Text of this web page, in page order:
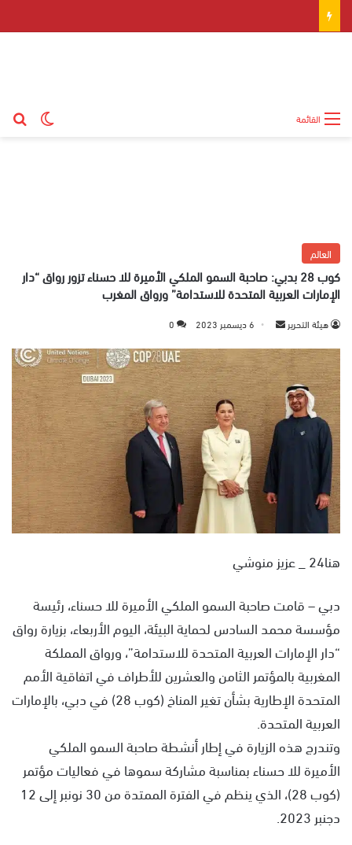
القائمة
العالم
كوب 28 بدبي: صاحبة السمو الملكي الأميرة للا حسناء تزور رواق “دار
الإمارات العربية المتحدة للاستدامة” ورواق المغرب
هيئة التحرير
س
ل
ب
ر
ي
إ
ك
ن
ي
6 ديسمبر 2023 0
هنا24 _ عزيز منوشي
دبي – قامت صاحبة السمو الملكي الأميرة للا حسناء، رئيسة
مؤسسة محمد السادس لحماية البيئة، اليوم الأربعاء، بزيارة رواق
“دار الإمارات العربية المتحدة للاستدامة”، ورواق المملكة
المغربية بالمؤتمر الثامن والعشرين للأطراف في اتفاقية الأمم
المتحدة الإطارية بشأن تغير المناخ (كوب 28) في دبي، بالإمارات
العربية المتحدة.
وتندرج هذه الزيارة في إطار أنشطة صاحبة السمو الملكي
الأميرة للا حسناء بمناسبة مشاركة سموها في فعاليات مؤتمر
(كوب 28)، الذي ينظم في الفترة الممتدة من 30 نونبر إلى 12
دجنبر 2023.